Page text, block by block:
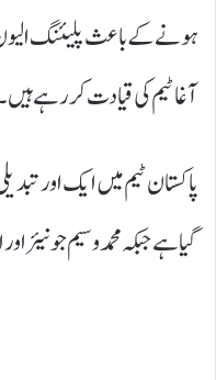
ہونے کے باعث پلیئنگ
آغا ٹیم کی قیادت کررہے
پاکستان ٹیم میں ایک اور
گیا ہے جبکہ محمد وسیم جونیئر